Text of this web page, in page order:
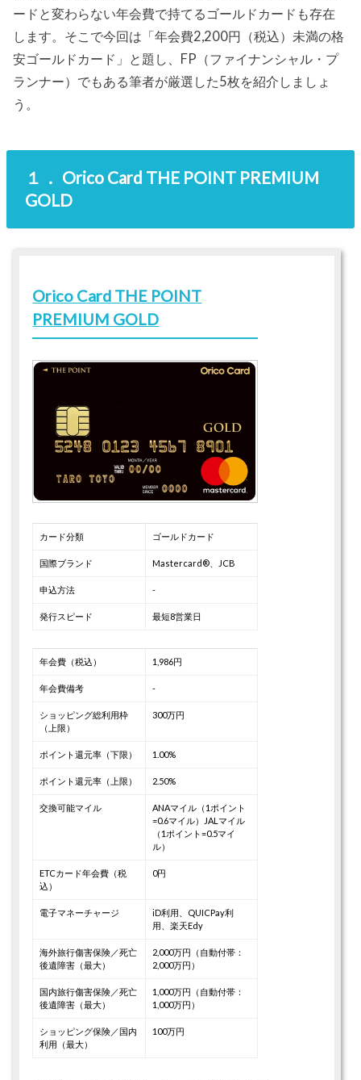
ードと変わらない年会費で持てるゴールドカードも存在
します。そこで今回は「年会費2,200円（税込）未満の格
安ゴールドカード」と題し、FP（ファイナンシャル・プ
ランナー）でもある筆者が厳選した5枚を紹介しましょ
う。
１． Orico Card THE POINT PREMIUM
GOLD
Orico Card THE POINT
PREMIUM GOLD
カード分類 ゴールドカード
国際ブランド Mastercard®、JCB
申込方法 -
発行スピード 最短8営業日
年会費（税込） 1,986円
年会費備考 -
ショッピング総利用枠
（上限）
300万円
ポイント還元率（下限） 1.00%
ポイント還元率（上限） 2.50%
交換可能マイル
ANAマイル（1ポイント
=0.6マイル）
JALマイル
（1ポイント=0.5マイ
ル）
ETCカード年会費（税
込）
0円
電子マネーチャージ
iD利用、QUICPay利
用、楽天Edy
海外旅行傷害保険／死亡
後遺障害（最大）
2,000万円（自動付帯：
2,000万円）
国内旅行傷害保険／死亡
後遺障害（最大）
1,000万円（自動付帯：
1,000万円）
ショッピング保険／国内
利用（最大）
100万円